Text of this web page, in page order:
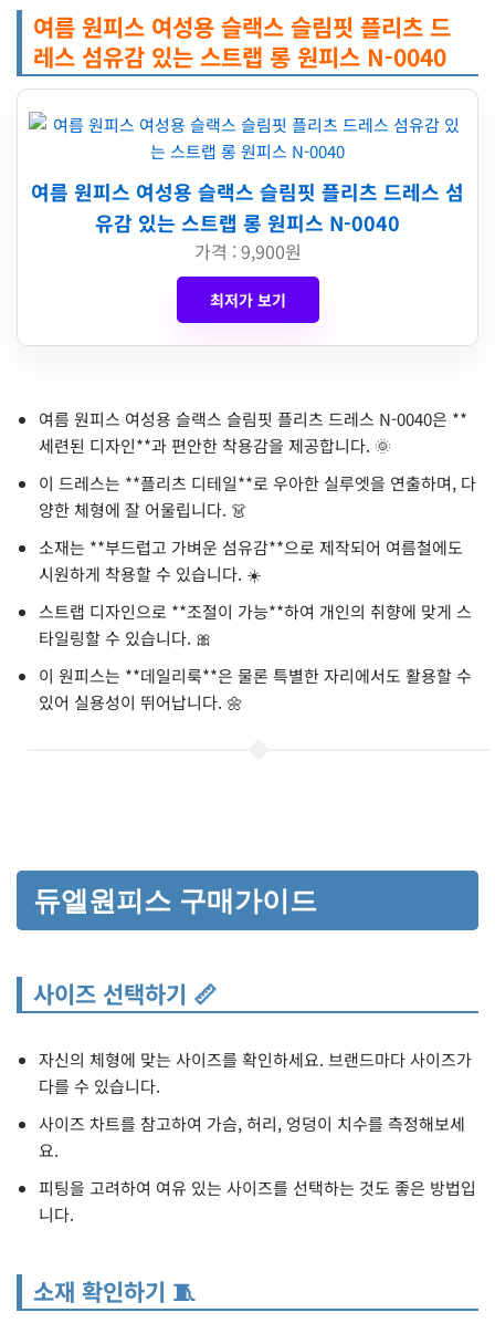
여름 원피스 여성용 슬랙스 슬림핏 플리츠 드
레스 섬유감 있는 스트랩 롱 원피스 N-0040
여름 원피스 여성용 슬랙스 슬림핏 플리츠 드레스 섬
유감 있는 스트랩 롱 원피스 N-0040
가격 : 9,900원
최저가 보기
여름 원피스 여성용 슬랙스 슬림핏 플리츠 드레스 N-0040은 **
세련된 디자인**과 편안한 착용감을 제공합니다. 🌞
이 드레스는 **플리츠 디테일**로 우아한 실루엣을 연출하며, 다
양한 체형에 잘 어울립니다. 👗
소재는 **부드럽고 가벼운 섬유감**으로 제작되어 여름철에도
시원하게 착용할 수 있습니다. ☀️
스트랩 디자인으로 **조절이 가능**하여 개인의 취향에 맞게 스
타일링할 수 있습니다. 🎀
이 원피스는 **데일리룩**은 물론 특별한 자리에서도 활용할 수
있어 실용성이 뛰어납니다. 🌼
듀엘원피스 구매가이드
사이즈 선택하기 📏
자신의 체형에 맞는 사이즈를 확인하세요. 브랜드마다 사이즈가
다를 수 있습니다.
사이즈 차트를 참고하여 가슴, 허리, 엉덩이 치수를 측정해보세
요.
피팅을 고려하여 여유 있는 사이즈를 선택하는 것도 좋은 방법입
니다.
소재 확인하기 🧵